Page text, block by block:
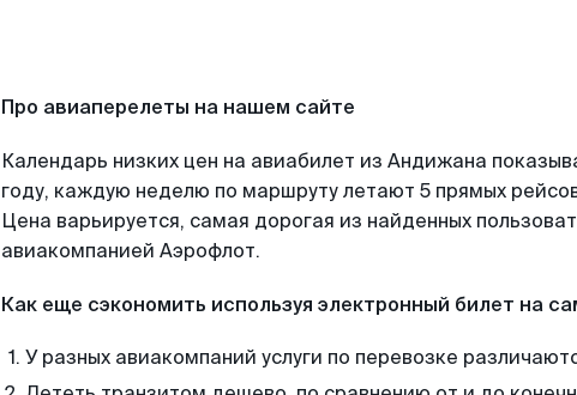
Про авиаперелеты на нашем сайте
Календарь низких цен на авиабилет из Андижана
году, каждую неделю по маршруту летают 5 прямых
Цена варьируется, самая дорогая из найденных
авиакомпанией Аэрофлот.
Как еще сэкономить используя электронный билет на
У разных авиакомпаний услуги по перевозке